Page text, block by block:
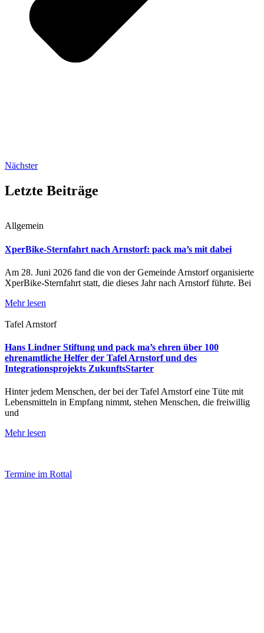
Nächster
Letzte Beiträge
Allgemein
XperBike-Sternfahrt nach Arnstorf: pack ma’s mit dabei
Am 28. Juni 2026 fand die von der Gemeinde Arnstorf organisierte
XperBike-Sternfahrt statt, die dieses Jahr nach Arnstorf führte. Bei
Mehr lesen
Tafel Arnstorf
Hans Lindner Stiftung und pack ma’s ehren über 100
ehrenamtliche Helfer der Tafel Arnstorf und des
Integrationsprojekts ZukunftsStarter
Hinter jedem Menschen, der bei der Tafel Arnstorf eine Tüte mit
Lebensmitteln in Empfang nimmt, stehen Menschen, die freiwillig
und
Mehr lesen
Termine im Rottal